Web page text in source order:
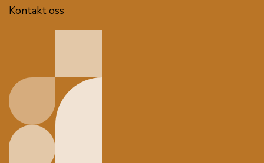
Kontakt oss